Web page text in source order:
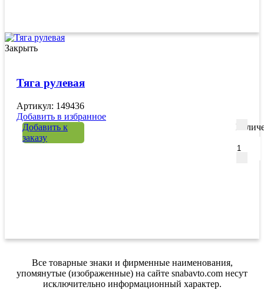
Закрыть
Тяга рулевая
Артикул: 149436
Добавить в избранное
Добавить к
заказу
Все товарные знаки и фирменные наименования,
упомянутые (изображенные) на сайте snabavto.com несут
исключительно информационный характер.